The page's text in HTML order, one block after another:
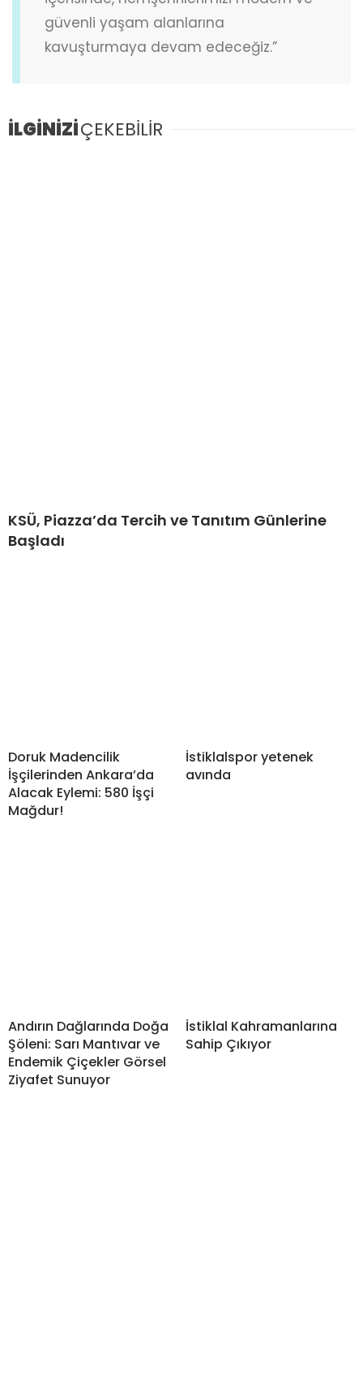
güvenli yaşam alanlarına
kavuşturmaya devam edeceğiz.”
İLGİNİZİÇEKEBİLİR
KSÜ, Piazza’da Tercih ve Tanıtım Günlerine
Başladı
Doruk Madencilik
İşçilerinden Ankara’da
Alacak Eylemi: 580 İşçi
Mağdur!
İstiklalspor yetenek
avında
Andırın Dağlarında Doğa
Şöleni: Sarı Mantıvar ve
Endemik Çiçekler Görsel
Ziyafet Sunuyor
İstiklal Kahramanlarına
Sahip Çıkıyor